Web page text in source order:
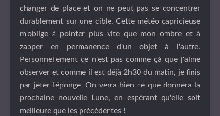
changer de place et on ne peut pas se concentrer
durablement sur une cible. Cette météo capricieuse
m'oblige à pointer plus vite que mon ombre et à
zapper en permanence d'un objet à l'autre.
Personnellement ce n'est pas comme çà que j'aime
observer et comme il est déjà 2h30 du matin, je finis
par jeter l'éponge. On verra bien ce que donnera la
prochaine nouvelle Lune, en espérant qu'elle soit
meilleure que les précédentes !